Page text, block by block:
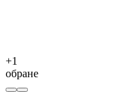
+1
обране